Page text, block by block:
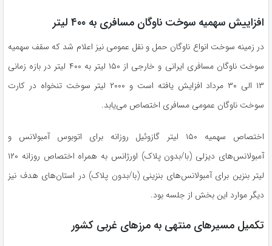
افزاییش سهمیه سوخت ناوگان مسافری به ۴۰۰ لیتر
در زمینه سوخت انواع ناوگان حمل و نقل عمومی نیز اعلام شد که سقف سهمیه
سوخت ناوگان مسافری ایرانی و خارجی از ۱۵۰ لیتر به ۴۰۰ لیتر در بازه زمانی
۱۳ الی ۳۰ مرداد افزایش یافته است و ۲۰۰۰ لیتر سوخت تنخواه در کارت
سوخت ناوگان عمومی مسافری اختصاص می‌یابد.
اختصاص سهمیه ۱۵۰ لیتر گازوئیل روزانه برای اتوبوس آمبولانس و
آمبولانس‌های دیزلی (با/بدون پلاک) اورژانس به همراه اختصاص روزانه ۱۲۰
لیتر بنزین برای آمبولانس‌های بنزینی (با/بدون پلاک) در استان‌های هدف نیز
دیگر موارد این بخش از جلسه بود.
تکمیل مسیر‌های منتهی به مرز‌های غربی کشور